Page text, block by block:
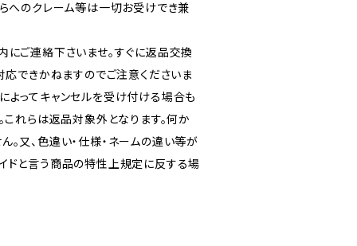
へのクレーム等は一切お受けでき兼
ご連絡下さいませ。すぐに返品交換
できかねますのでご注意くださいま
よってキャンセルを受け付ける場合も
これらは返品対象外となります。何か
又、色違い・仕様・ネームの違い等が
ドと言う商品の特性上規定に反する場